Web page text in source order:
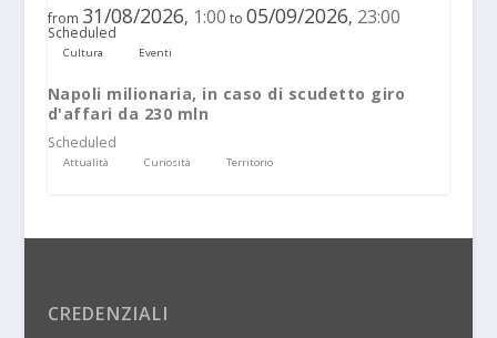
from 31/08/2026, 1:00 to 05/09/2026, 23:00
Scheduled
Cultura Eventi
Napoli milionaria, in caso di scudetto giro
d'affari da 230 mln
Scheduled
Attualità Curiosità Territorio
CREDENZIALI